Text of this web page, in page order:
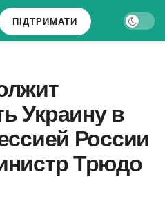
ПІДТРИМАТИ
Украину в
России
Трюдо